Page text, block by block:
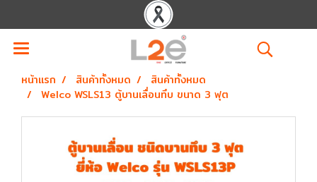
หน้าแรก สินค้าทั้งหมด
สินค้าทั้งหมด
Welco WSLS13 ตู้บานเลื่อนทึบ ขนาด 3 ฟุต